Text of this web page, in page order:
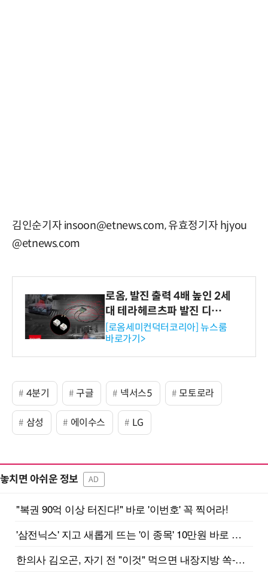
김인순기자 insoon@etnews.com, 유효정기자 hjyou
@etnews.com
로옴, 발진 출력 4배 높인 2세
대 테라헤르츠파 발진 디바이
스 개발
[로옴세미컨덕터코리아] 뉴스룸
바로가기>
4분기 구글 넥서스5 모토로라
삼성 에이수스 LG
놓치면 아쉬운 정보 AD